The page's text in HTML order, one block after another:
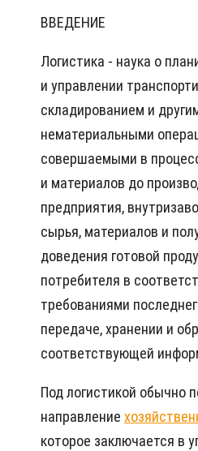
ВВЕДЕНИЕ
Логистика - наука о
и управлении
складированием и
нематериальными
совершаемыми в
и материалов до
предприятия,
сырья, материалов и
доведения готовой
потребителя в
требованиями
передаче, хранении и
соответствующей
Под логистикой обычно
направление
которое заключается в